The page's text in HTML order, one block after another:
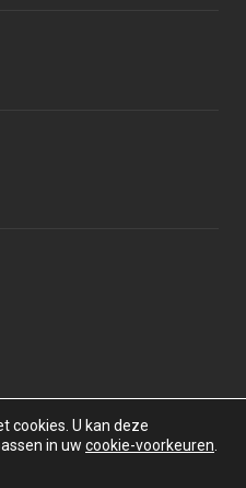
bv. Alle rechten
cookies. U kan deze
in uw cookie-voorkeuren